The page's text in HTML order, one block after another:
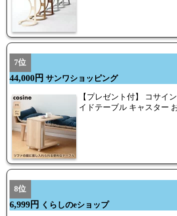
7位
44,000円 サンワショッピング
【プレゼント付】 コサイ
イドテーブル キャスター
8位
6,999円 くらしのeショップ